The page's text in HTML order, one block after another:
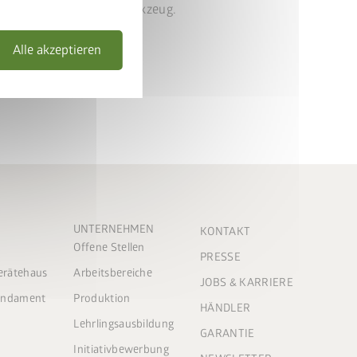
Alle akzeptieren
für das Gartenwerkzeug.
UNTERNEHMEN
Offene Stellen
Arbeitsbereiche
Produktion
Lehrlingsausbildung
Initiativbewerbung
KONTAKT
PRESSE
JOBS & KARRIERE
HÄNDLER
GARANTIE